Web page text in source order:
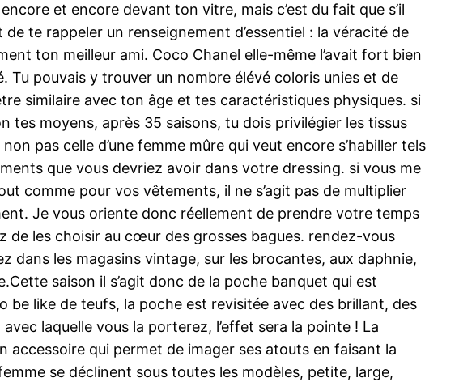
et encore devant ton vitre, mais c’est du fait que s’il
te rappeler un renseignement d’essentiel : la véracité de
ton meilleur ami. Coco Chanel elle-même l’avait fort bien
Tu pouvais y trouver un nombre élévé coloris unies et de
similaire avec ton âge et tes caractéristiques physiques. si
tes moyens, après 35 saisons, tu dois privilégier les tissus
pas celle d’une femme mûre qui veut encore s’habiller tels
que vous devriez avoir dans votre dressing. si vous me
comme pour vos vêtements, il ne s’agit pas de multiplier
Je vous oriente donc réellement de prendre votre temps
les choisir au cœur des grosses bagues. rendez-vous
les magasins vintage, sur les brocantes, aux daphnie,
saison il s’agit donc de la poche banquet qui est
be like de teufs, la poche est revisitée avec des brillant, des
laquelle vous la porterez, l’effet sera la pointe ! La
accessoire qui permet de imager ses atouts en faisant la
se déclinent sous toutes les modèles, petite, large,